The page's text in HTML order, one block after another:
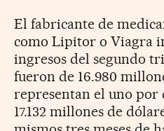
El fabricante de
como Lipitor o Viagra
ingresos del segundo
fueron de 16.980
representan el uno por
17.132 millones de